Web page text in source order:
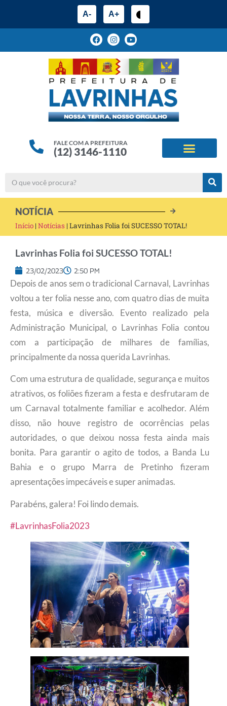
A- A+
FALE COM A PREFEITURA
(12) 3146-1110
NOTÍCIA
Início | Notícias | Lavrinhas Folia foi SUCESSO TOTAL!
Lavrinhas Folia foi SUCESSO TOTAL!
23/02/2023 2:50 PM
Depois de anos sem o tradicional Carnaval, Lavrinhas
voltou a ter folia nesse ano, com quatro dias de muita
festa, música e diversão. Evento realizado pela
Administração Municipal, o Lavrinhas Folia contou
com a participação de milhares de famílias,
principalmente da nossa querida Lavrinhas.
Com uma estrutura de qualidade, segurança e muitos
atrativos, os foliões fizeram a festa e desfrutaram de
um Carnaval totalmente familiar e acolhedor. Além
disso, não houve registro de ocorrências pelas
autoridades, o que deixou nossa festa ainda mais
bonita. Para garantir o agito de todos, a Banda Lu
Bahia e o grupo Marra de Pretinho fizeram
apresentações impecáveis e super animadas.
Parabéns, galera! Foi lindo demais.
#LavrinhasFolia2023